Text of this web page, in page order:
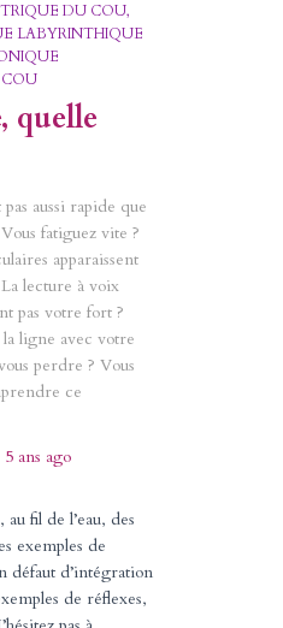
DU COU
LABYRINTHIQUE
quelle
aussi rapide que
fatiguez vite ?
apparaissent
lecture à voix
pas votre fort ?
ligne avec votre
perdre ? Vous
ce
5 ans ago
fil de l’eau, des
exemples de
défaut d’intégration
de réflexes,